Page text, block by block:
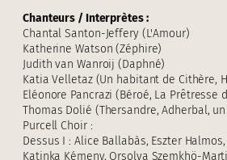
Chanteurs / Interprètes :
Chantal Santon-Jeffery (L'Amour)
Katherine Watson (Zéphire)
Judith van Wanroij (Daphné)
Katia Velletaz (Un habitant de Cithère,
Eléonore Pancrazi (Béroé, La Prêtresse
Thomas Dolié (Thersandre, Adherbal,
Purcell Choir :
Dessus I : Alice Ballabàs, Eszter
Katinka Kémeny, Orsolya Szemkhö-